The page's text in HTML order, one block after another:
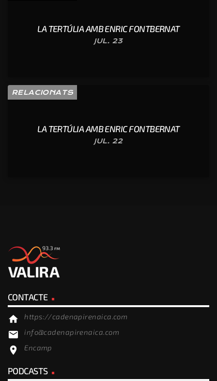
LA TERTÚLIA AMB ENRIC FONTBERNAT
JUL. 23
RELACIONATS
LA TERTÚLIA AMB ENRIC FONTBERNAT
JUL. 22
CONTACTE
home https://cadenapirenaica.com
email info@cadenapirenaica.com
location_on Encamp
PODCASTS